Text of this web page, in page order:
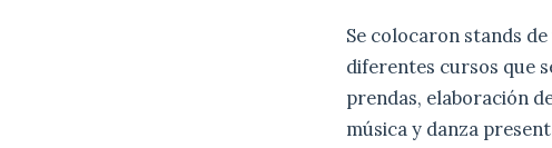
Se colocaron stands
diferentes cursos que
prendas, elaboración
música y danza